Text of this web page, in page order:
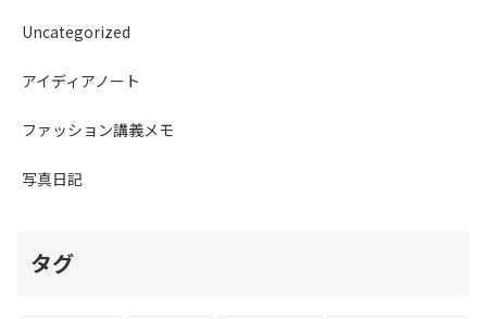
Uncategorized
アイディアノート
ファッション講義メモ
写真日記
タグ